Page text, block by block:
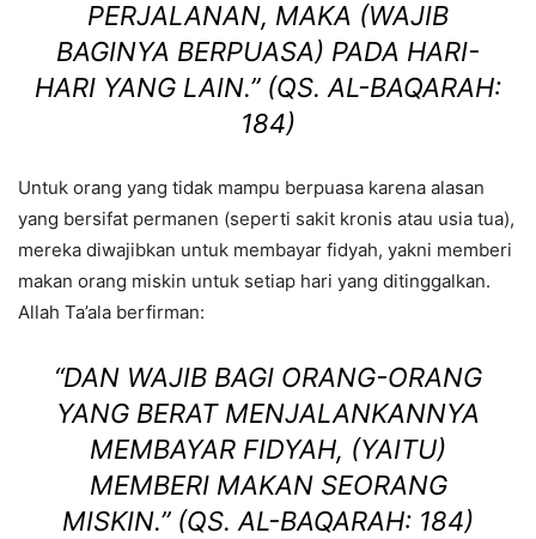
PERJALANAN, MAKA (WAJIB
BAGINYA BERPUASA) PADA HARI-
HARI YANG LAIN.”(QS. AL-BAQARAH:
184)
Untuk orang yang tidak mampu berpuasa karena alasan
yang bersifat permanen (seperti sakit kronis atau usia tua),
mereka diwajibkan untuk membayar fidyah, yakni memberi
makan orang miskin untuk setiap hari yang ditinggalkan.
Allah Ta’ala berfirman:
“DAN WAJIB BAGI ORANG-ORANG
YANG BERAT MENJALANKANNYA
MEMBAYAR FIDYAH, (YAITU)
MEMBERI MAKAN SEORANG
MISKIN.”(QS. AL-BAQARAH: 184)